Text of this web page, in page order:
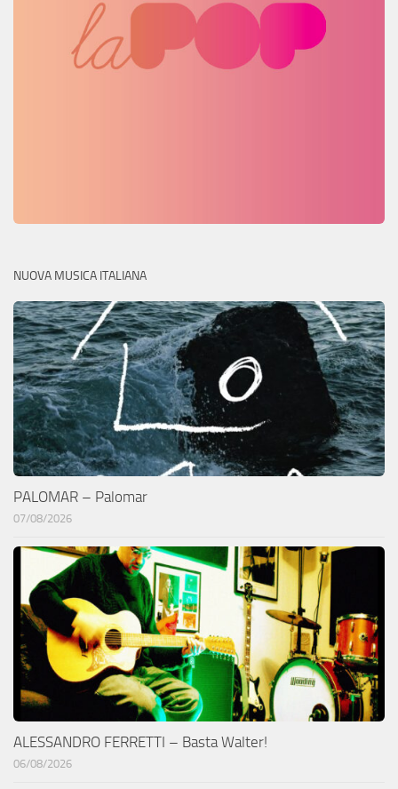
NUOVA MUSICA ITALIANA
PALOMAR – Palomar
07/08/2026
ALESSANDRO FERRETTI – Basta Walter!
06/08/2026